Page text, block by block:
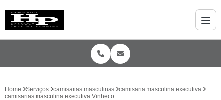
Home Serviços camisarias masculinas
camisaria masculina executiva
camisarias masculina executiva Vinhedo